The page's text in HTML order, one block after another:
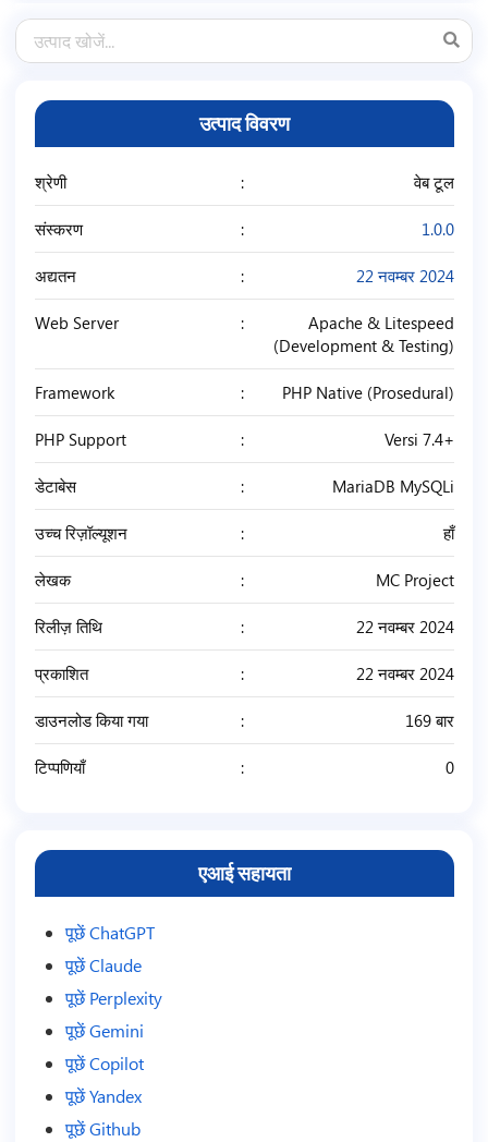
उत्पाद विवरण
श्रेणी वेब टूल
संस्करण 1.0.0
अद्यतन 22 नवम्बर 2024
Web Server
Apache & Litespeed
(Development & Testing)
Framework PHP Native (Prosedural)
PHP Support Versi 7.4+
डेटाबेस MariaDB MySQLi
उच्च रिज़ॉल्यूशन हाँ
लेखक MC Project
रिलीज़ तिथि 22 नवम्बर 2024
प्रकाशित 22 नवम्बर 2024
डाउनलोड किया गया 169 बार
टिप्पणियाँ 0
एआई सहायता
पूछें ChatGPT
पूछें Claude
पूछें Perplexity
पूछें Gemini
पूछें Copilot
पूछें Yandex
पूछें Github